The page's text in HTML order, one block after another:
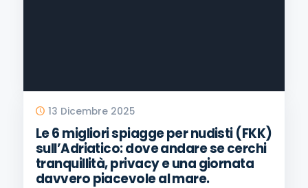
13 Dicembre 2025
Le 6 migliori spiagge per nudisti (FKK)
sull’Adriatico: dove andare se cerchi
tranquillità, privacy e una giornata
davvero piacevole al mare.